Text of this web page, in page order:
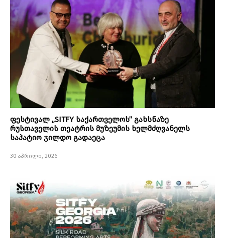
ფესტივალ „SITFY საქართველოს” გახსნაზე
რუსთაველის თეატრის მუზეუმის ხელმძღვანელს
საპატიო ჯილდო გადაეცა
30 აპრილი, 2026